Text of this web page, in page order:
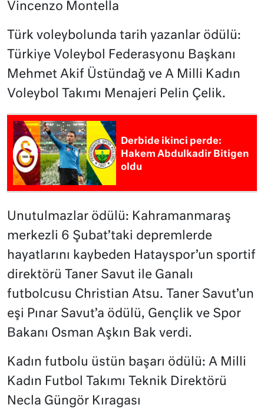
Vincenzo Montella
Türk voleybolunda tarih yazanlar ödülü:
Türkiye Voleybol Federasyonu Başkanı
Mehmet Akif Üstündağ ve A Milli Kadın
Voleybol Takımı Menajeri Pelin Çelik.
Derbide ikinci perde:
Hakem Abdulkadir Bitigen
oldu
Unutulmazlar ödülü: Kahramanmaraş
merkezli 6 Şubat’taki depremlerde
hayatlarını kaybeden Hatayspor’un sportif
direktörü Taner Savut ile Ganalı
futbolcusu Christian Atsu. Taner Savut’un
eşi Pınar Savut’a ödülü, Gençlik ve Spor
Bakanı Osman Aşkın Bak verdi.
Kadın futbolu üstün başarı ödülü: A Milli
Kadın Futbol Takımı Teknik Direktörü
Necla Güngör Kıragası